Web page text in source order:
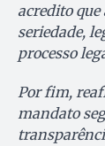
acredito que
seriedade,
processo
Por fim,
mandato